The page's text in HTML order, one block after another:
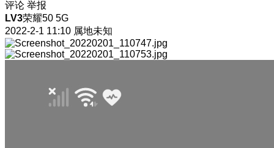
评论 举报
LV3荣耀50 5G
2022-2-1 11:10 属地未知